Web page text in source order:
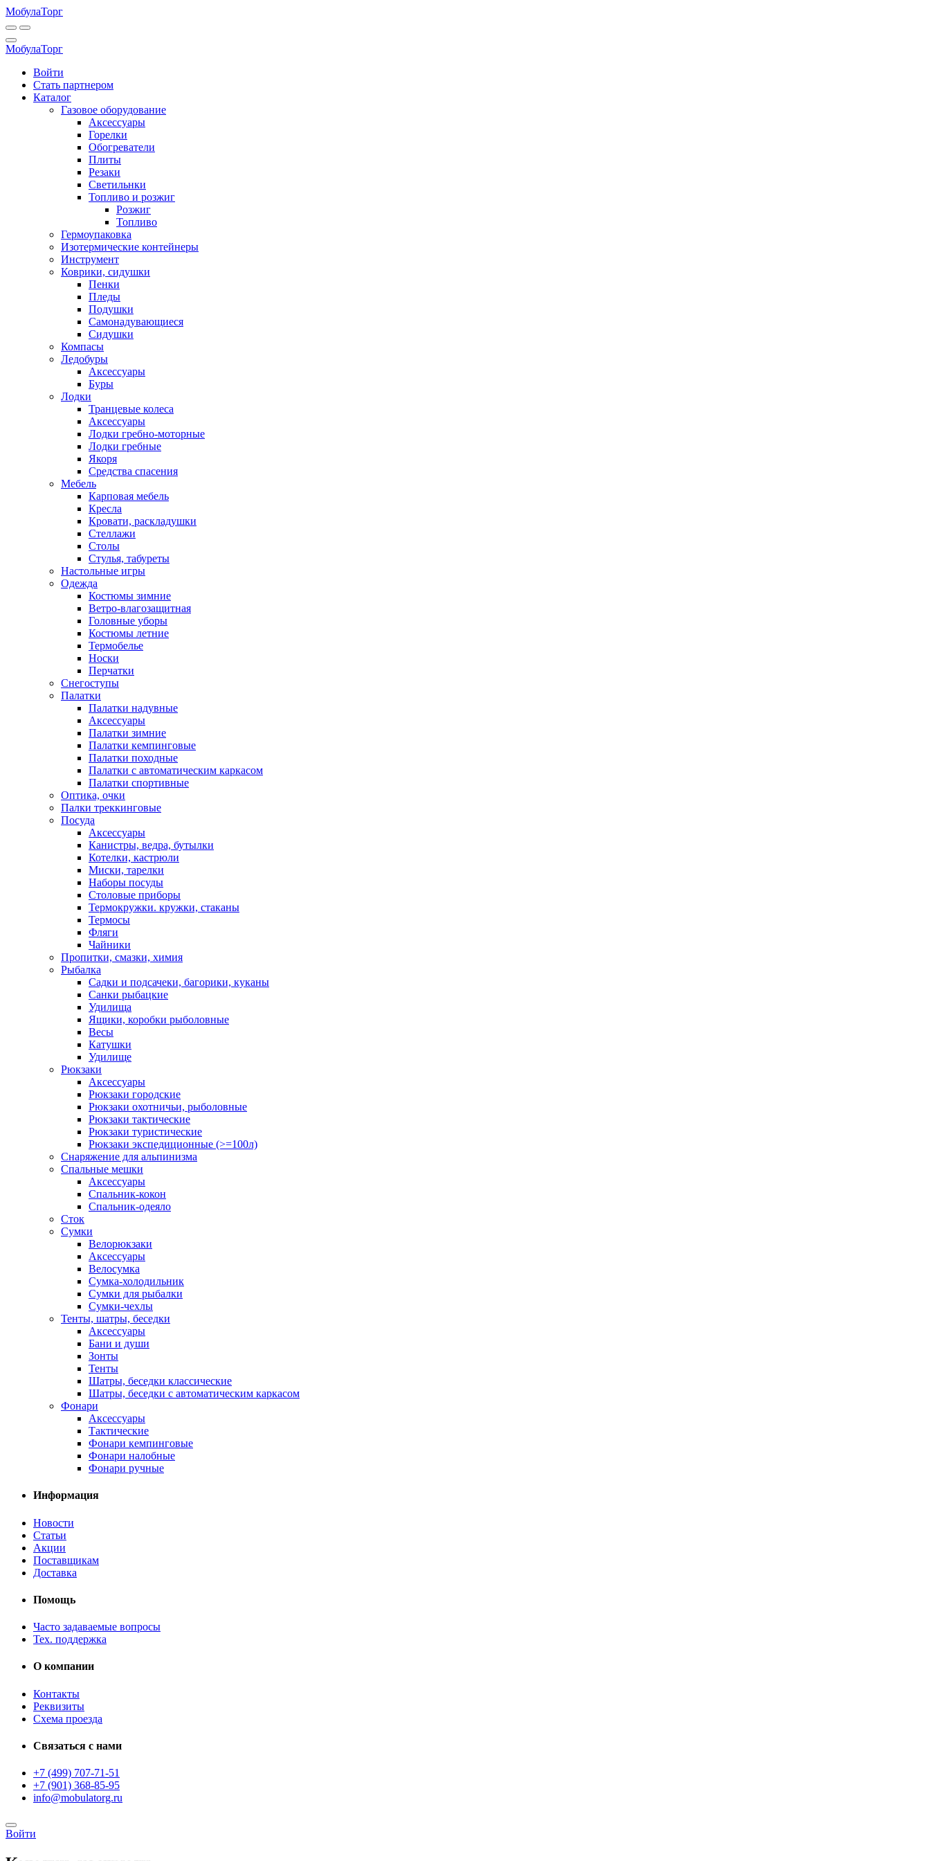
МобулаТорг
МобулаТорг
Войти
Стать партнером
Каталог
Газовое оборудование
Аксессуары
Горелки
Обогреватели
Плиты
Резаки
Светильнки
Топливо и розжиг
Розжиг
Топливо
Гермоупаковка
Изотермические контейнеры
Инструмент
Коврики, сидушки
Пенки
Пледы
Подушки
Самонадувающиеся
Сидушки
Компасы
Ледобуры
Аксессуары
Буры
Лодки
Транцевые колеса
Аксессуары
Лодки гребно-моторные
Лодки гребные
Якоря
Средства спасения
Мебель
Карповая мебель
Кресла
Кровати, раскладушки
Стеллажи
Столы
Стулья, табуреты
Настольные игры
Одежда
Костюмы зимние
Ветро-влагозащитная
Головные уборы
Костюмы летние
Термобелье
Носки
Перчатки
Снегоступы
Палатки
Палатки надувные
Аксессуары
Палатки зимние
Палатки кемпинговые
Палатки походные
Палатки с автоматическим каркасом
Палатки спортивные
Оптика, очки
Палки треккинговые
Посуда
Аксессуары
Канистры, ведра, бутылки
Котелки, кастрюли
Миски, тарелки
Наборы посуды
Столовые приборы
Термокружки. кружки, стаканы
Термосы
Фляги
Чайники
Пропитки, смазки, химия
Рыбалка
Садки и подсачеки, багорики, куканы
Санки рыбацкие
Удилища
Ящики, коробки рыболовные
Весы
Катушки
Удилище
Рюкзаки
Аксессуары
Рюкзаки городские
Рюкзаки охотничьи, рыболовные
Рюкзаки тактические
Рюкзаки туристические
Рюкзаки экспедиционные (>=100л)
Снаряжение для альпинизма
Спальные мешки
Аксессуары
Спальник-кокон
Спальник-одеяло
Сток
Сумки
Велорюкзаки
Аксессуары
Велосумка
Сумка-холодильник
Сумки для рыбалки
Сумки-чехлы
Тенты, шатры, беседки
Аксессуары
Бани и души
Зонты
Тенты
Шатры, беседки классические
Шатры, беседки с автоматическим каркасом
Фонари
Аксессуары
Тактические
Фонари кемпинговые
Фонари налобные
Фонари ручные
Информация
Новости
Статьи
Акции
Поставщикам
Доставка
Помощь
Часто задаваемые вопросы
Тех. поддержка
О компании
Контакты
Реквизиты
Схема проезда
Связаться с нами
+7 (499) 707-71-51
+7 (901) 368-85-95
info@mobulatorg.ru
Войти